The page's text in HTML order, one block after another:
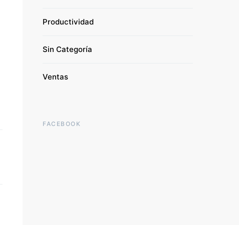
Productividad
Sin Categoría
Ventas
FACEBOOK